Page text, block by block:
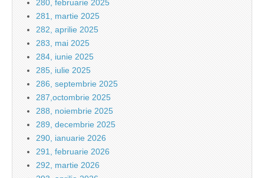
280, februarie 2025
281, martie 2025
282, aprilie 2025
283, mai 2025
284, iunie 2025
285, iulie 2025
286, septembrie 2025
287,octombrie 2025
288, noiembrie 2025
289, decembrie 2025
290, ianuarie 2026
291, februarie 2026
292, martie 2026